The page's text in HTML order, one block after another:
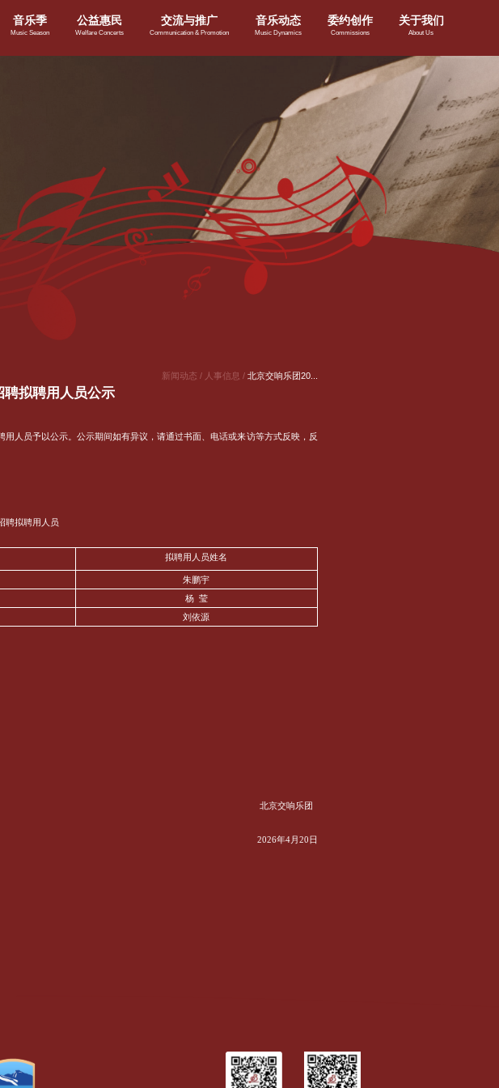
音乐季
Music Season
公益惠民
Welfare Concerts
交流与推广
Communication & Promotion
音乐动态
Music Dynamics
委约创作
Commissions
关于我们
About Us
新闻动态 / 人事信息 / 北京交响乐团20...
聘拟聘用人员公示
人员予以公示。公示期间如有异议，请通过书面、电话或来访等方式反映，反
聘拟聘用人员
拟聘用人员姓名
朱鹏宇
杨 莹
刘依源
北京交响乐团
2026年4月20日